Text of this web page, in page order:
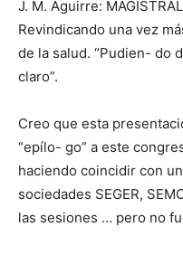
J. M. Aguirre:
Revindicando una vez
de la salud. “Pudien- do
claro”.
Creo que esta
“epílo- go” a este
haciendo coincidir con
sociedades SEGER,
las sesiones … pero no